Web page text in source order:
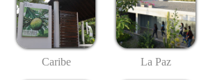
Caribe La Paz